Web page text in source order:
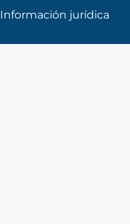
Información jurídica